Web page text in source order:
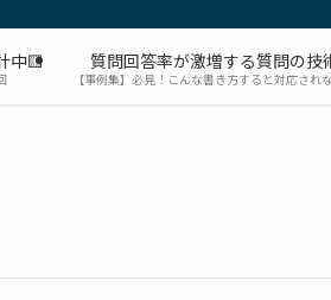
中🟨 質問回答率が激増する質問の技
【事例集】必見！こんな書き方すると対応され